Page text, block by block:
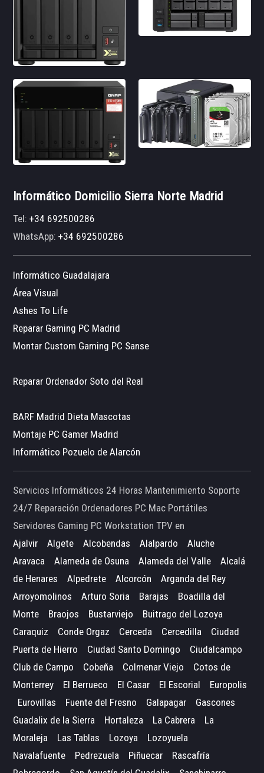
Informático Domicilio Sierra Norte Madrid
Tel:+34 692500286
WhatsApp:+34 692500286
Informático Guadalajara
Área Visual
Ashes To Life
Reparar Gaming PC Madrid
Montar Custom Gaming PC Sanse
Reparar Ordenador Soto del Real
BARF Madrid Dieta Mascotas
Montaje PC Gamer Madrid
Informático Pozuelo de Alarcón
Servicios Informáticos 24 Horas Mantenimiento Soporte
24/7 Reparación Ordenadores PC Mac Portátiles
Servidores Gaming PC Workstation TPV en
Ajalvir
Algete Alcobendas Alalpardo
Aluche
Aravaca
Alameda de Osuna Alameda del Valle
Alcalá
de Henares
Alpedrete Alcorcón
Arganda del Rey
Arroyomolinos
Arturo Soria Barajas
Boadilla del
Monte
Braojos Bustarviejo
Buitrago del Lozoya
Caraquiz
Conde Orgaz Cerceda Cercedilla
Ciudad
Puerta de Hierro
Ciudad Santo Domingo
Ciudalcampo
Club de Campo
Cobeña Colmenar Viejo
Cotos de
Monterrey
El Berrueco El Casar El Escorial
Europolis
Eurovillas
Fuente del Fresno Galapagar
Gascones
Guadalix de la Sierra
Hortaleza La Cabrera
La
Moraleja
Las Tablas Lozoya
Lozoyuela
Navalafuente
Pedrezuela Piñuecar
Rascafría